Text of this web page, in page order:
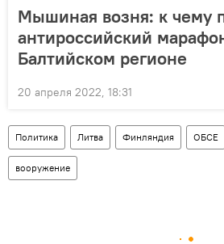
Мышиная возня: к чему
антироссийский
Балтийском регионе
20 апреля 2022, 18:31
Политика Литва Финляндия ОБСЕ
вооружение